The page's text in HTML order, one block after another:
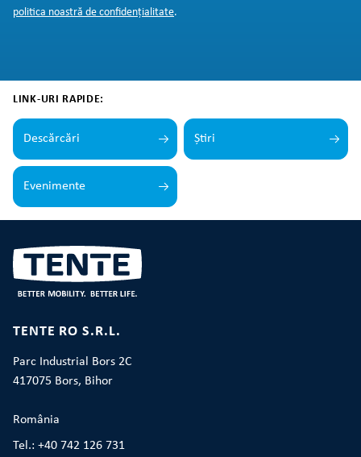
politica noastră de confidențialitate.
LINK-URI RAPIDE:
Descărcări Știri
Evenimente
TENTE RO S.R.L.
Parc Industrial Bors 2C
417075 Bors, Bihor
România
Tel.: +40 742 126 731